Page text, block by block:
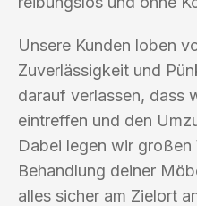
Unsere Kunden loben
Zuverlässigkeit und
darauf verlassen, dass
eintreffen und den
Dabei legen wir
Behandlung deiner
alles sicher am Zielort